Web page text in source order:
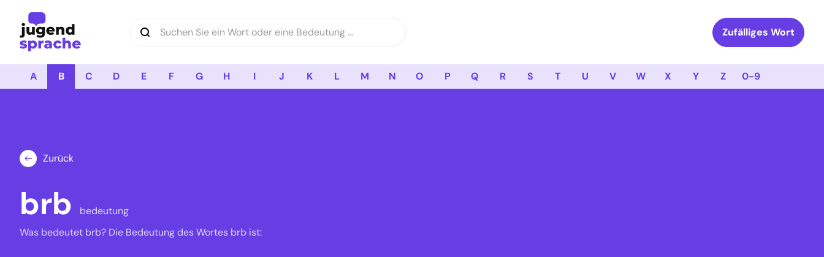
Zufälliges Wort
A B C D E F G H I J K L M N O P Q R S T U V W X Y Z 0-9
Zurück
brb
bedeutung
Was bedeutet brb? Die Bedeutung des Wortes brb ist: